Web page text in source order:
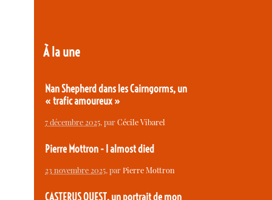
À la une
Nan Shepherd dans les Cairngorms, un
« trafic amoureux »
7 décembre 2025, parCécile Vibarel
Pierre Mottron - I almost died
23 novembre 2025, parPierre Mottron
CASTERUS OUEST, un portrait de mon